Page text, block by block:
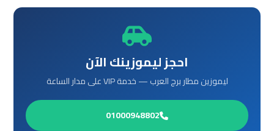
احجز ليموزينك الآن
ليموزين مطار برج العرب — خدمة VIP على مدار الساعة
01000948802
ليموزين
الغردقة